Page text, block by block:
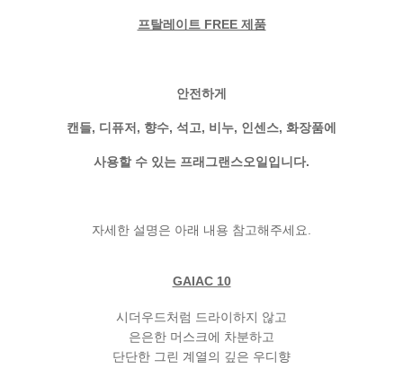
프탈레이트 FREE 제품
안전하게
캔들, 디퓨저, 향수, 석고, 비누, 인센스, 화장품에
사용할 수 있는 프래그랜스오일입니다.
자세한 설명은 아래 내용 참고해주세요.
GAIAC 10
시더우드처럼 드라이하지 않고
은은한 머스크에 차분하고
단단한 그린 계열의 깊은 우디향